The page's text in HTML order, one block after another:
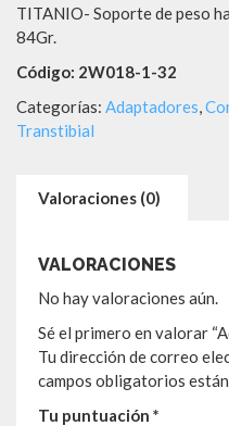
TITANIO- Soporte de peso
84Gr.
Código: 2W018-1-32
Categorías: Adaptadores,
Transtibial
Valoraciones (0)
VALORACIONES
No hay valoraciones aún.
Sé el primero en valorar
Tu dirección de correo
campos obligatorios
Tu puntuación *